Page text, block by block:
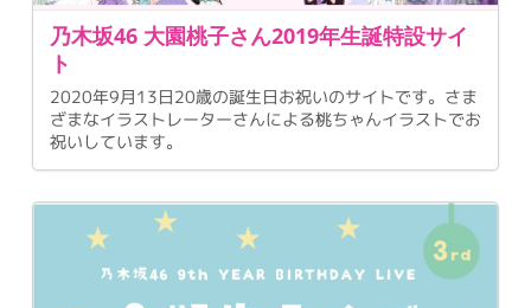
乃木坂46 大園桃子さん2019年生誕特設サイ
ト
2020年9月13日20歳の誕生日お祝いのサイトです。さま
ざまなイラストレーターさんによる桃ちゃんイラストでお
祝いしています。